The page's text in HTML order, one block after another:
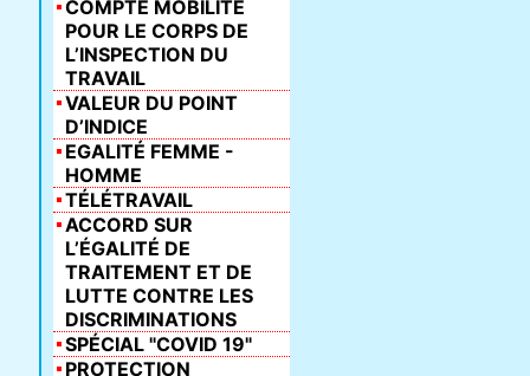
COMPTE MOBILITÉ
POUR LE CORPS DE
L’INSPECTION DU
TRAVAIL
VALEUR DU POINT
D’INDICE
EGALITÉ FEMME -
HOMME
TÉLÉTRAVAIL
ACCORD SUR
L’ÉGALITÉ DE
TRAITEMENT ET DE
LUTTE CONTRE LES
DISCRIMINATIONS
SPÉCIAL "COVID 19"
PROTECTION